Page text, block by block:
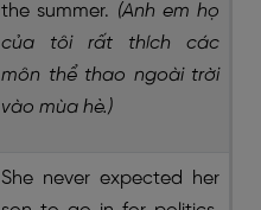
the summer. (Anh em họ
của tôi rất thích các
môn thể thao ngoài trời
vào mùa hè.)
She never expected her